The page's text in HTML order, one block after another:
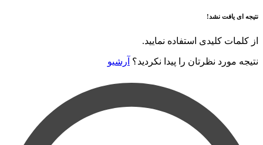
نشد!
کلیدی استفاده نمایید.
نظرتان را پیدا نکردید؟ آرشیو